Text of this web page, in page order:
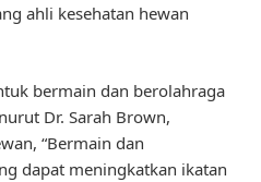
ahli kesehatan hewan
bermain dan berolahraga
Dr. Sarah Brown,
“Bermain dan
dapat meningkatkan ikatan